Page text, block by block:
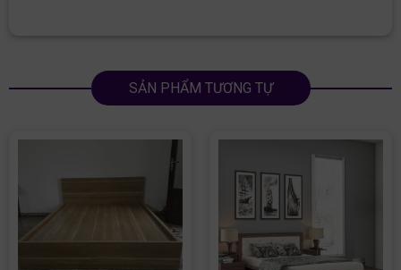
SẢN PHẨM TƯƠNG TỰ